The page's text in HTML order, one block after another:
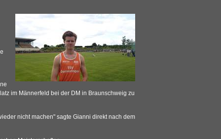
im Männerfeld bei der DM in Braunschweig zu
nicht machen" sagte Gianni direkt nach dem